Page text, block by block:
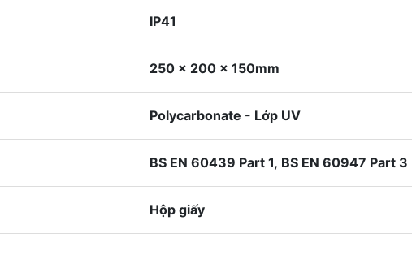
IP41
250 x 200 x 150mm
Polycarbonate - Lớp UV
BS EN 60439 Part 1, BS EN 60947 Part 3
Hộp giấy